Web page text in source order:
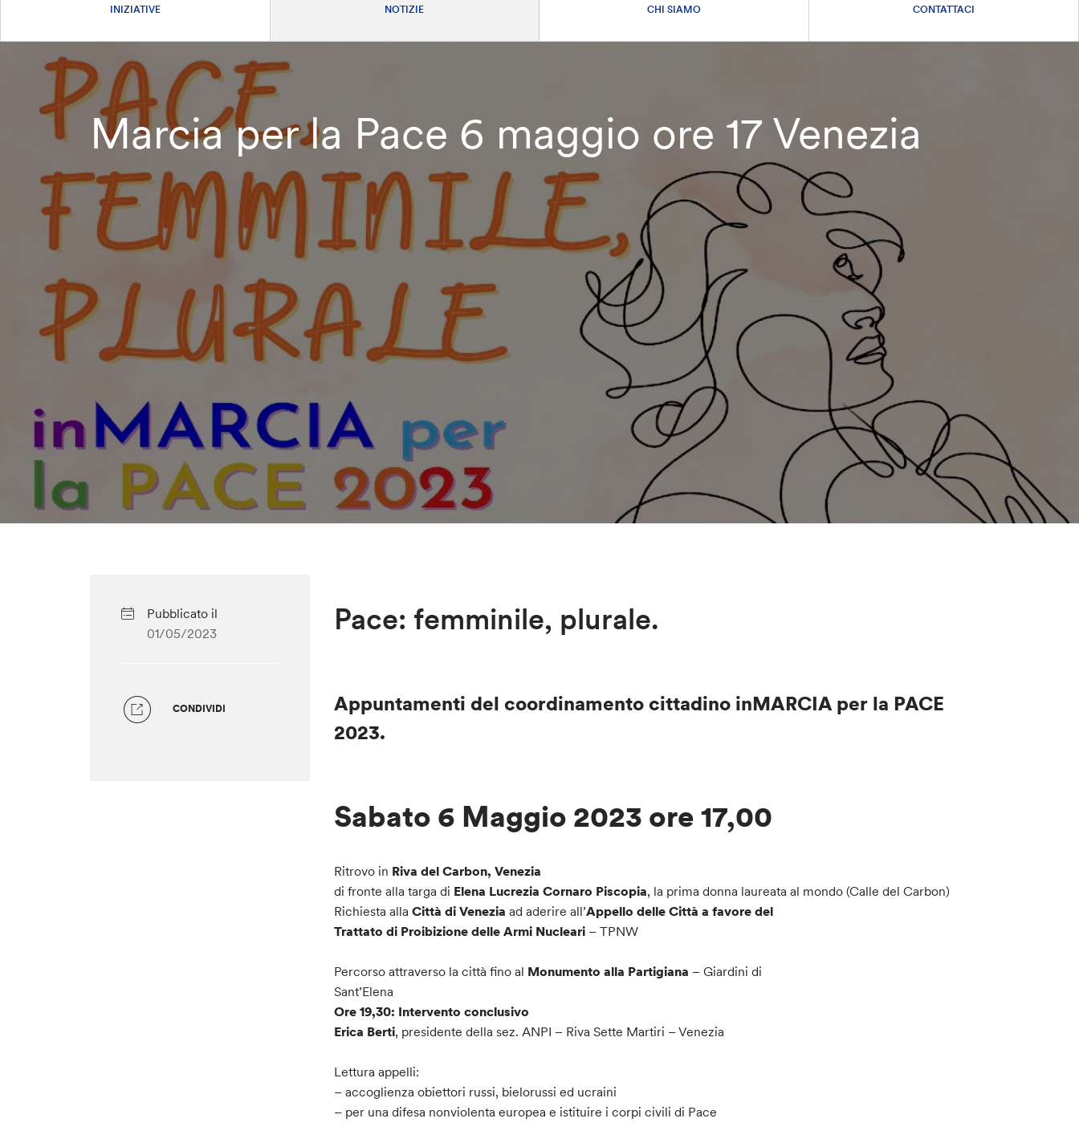
INIZIATIVE NOTIZIE CHI SIAMO CONTATTACI
Marcia per la Pace 6 maggio ore 17 Venezia
Pubblicato il
01/05/2023
CONDIVIDI
Pace: femminile, plurale.
Appuntamenti del coordinamento cittadino inMARCIA per la PACE
2023.
Sabato 6 Maggio 2023 ore 17,00
Ritrovo in Riva del Carbon, Venezia
di fronte alla targa di Elena Lucrezia Cornaro Piscopia, la prima donna laureata al mondo (Calle del Carbon)
Richiesta allaCittà di Venezia ad aderire all’Appello delle Città a favore del
Trattato di Proibizione delle Armi Nucleari – TPNW
Percorso attraverso la città fino al Monumento alla Partigiana – Giardini di
Sant’Elena
Ore 19,30: Intervento conclusivo
Erica Berti, presidente della sez. ANPI – Riva Sette Martiri – Venezia
Lettura appelli:
– accoglienza obiettori russi, bielorussi ed ucraini
– per una difesa nonviolenta europea e istituire i corpi civili di Pace